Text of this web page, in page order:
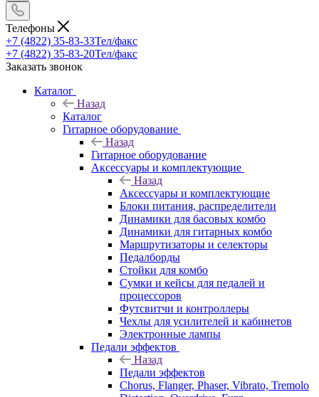
Телефоны
+7 (4822) 35-83-33Тел/факс
+7 (4822) 35-83-20Тел/факс
Заказать звонок
Каталог
Назад
Каталог
Гитарное оборудование
Назад
Гитарное оборудование
Аксессуары и комплектующие
Назад
Аксессуары и комплектующие
Блоки питания, распределители
Динамики для басовых комбо
Динамики для гитарных комбо
Маршрутизаторы и селекторы
Педалборды
Стойки для комбо
Сумки и кейсы для педалей и
процессоров
Футсвитчи и контроллеры
Чехлы для усилителей и кабинетов
Электронные лампы
Педали эффектов
Назад
Педали эффектов
Chorus, Flanger, Phaser, Vibrato, Tremolo